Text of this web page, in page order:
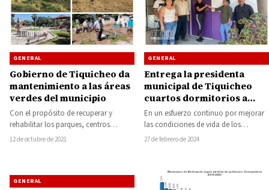
GENERAL
Gobierno de Tiquicheo da
mantenimiento a las áreas
verdes del municipio
Con el propósito de recuperar y
rehabilitar los parques, centros
deportivos, recreativos, jardines,
12 de octubre de 2021
GENERAL
Entrega la presidenta
municipal de Tiquicheo
cuartos dormitorios a
familias dos comunidades
En un esfuerzo continuo por mejorar
las condiciones de vida de los
habitantes de Tiquicheo, la presidenta
27 de febrero de 2024
GENERAL